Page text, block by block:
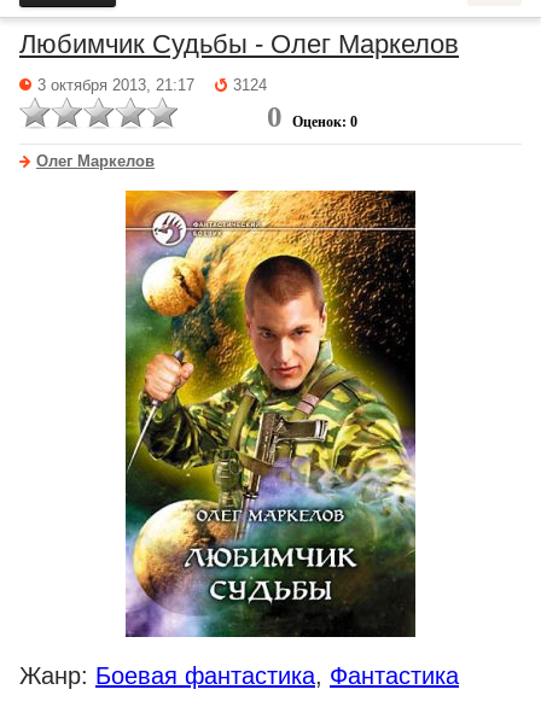
Любимчик Судьбы - Олег Маркелов
3 октября 2013, 21:17 3124
0 Оценок: 0
Олег Маркелов
Жанр: Боевая фантастика, Фантастика